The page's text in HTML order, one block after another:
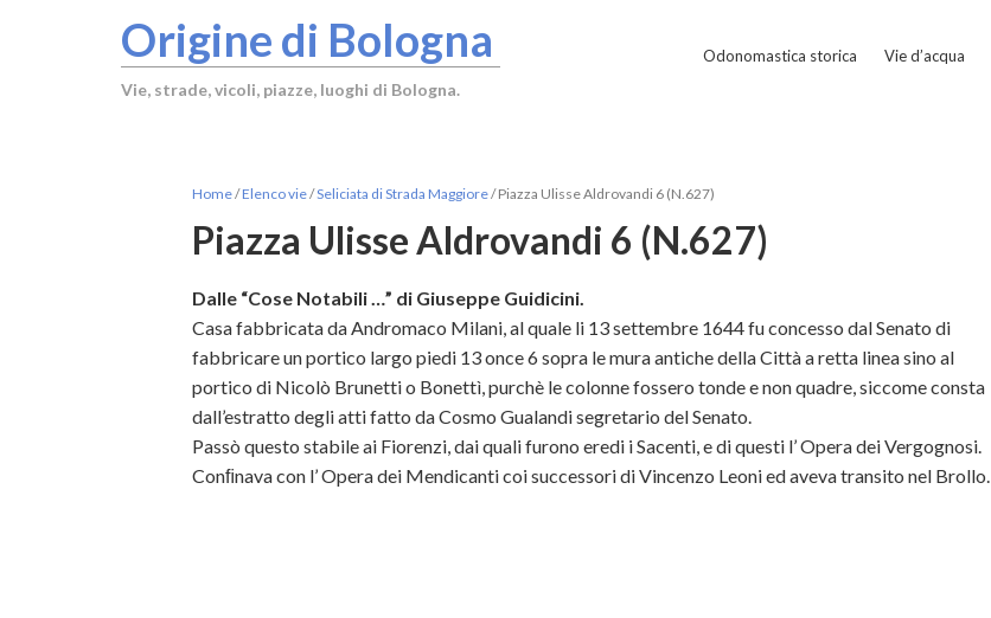
Origine di Bologna
Vie, strade, vicoli, piazze, luoghi di Bologna.
Odonomastica storica Vie d’acqua
Home/Elenco vie/Seliciata di Strada Maggiore/Piazza Ulisse Aldrovandi 6 (N.627)
Piazza Ulisse Aldrovandi 6 (N.627)
Dalle “Cose Notabili …” di Giuseppe Guidicini.
Casa fabbricata da Andromaco Milani, al quale li 13 settembre 1644 fu concesso dal Senato di
fabbricare un portico largo piedi 13 once 6 sopra le mura antiche della Città a retta linea sino al
portico di Nicolò Brunetti o Bonettì, purchè le colonne fossero tonde e non quadre, siccome consta
dall’estratto degli atti fatto da Cosmo Gualandi segretario del Senato.
Passò questo stabile ai Fiorenzi, dai quali furono eredi i Sacenti, e di questi l’ Opera dei Vergognosi.
Conﬁnava con l’ Opera dei Mendicanti coi successori di Vincenzo Leoni ed aveva transito nel Brollo.